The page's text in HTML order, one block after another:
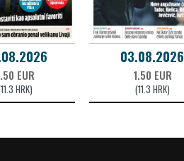
EUR
HRK)
03.08.2026
1.50 EUR
(11.3 HRK)